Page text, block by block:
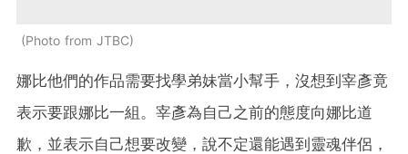
Photo from JTBC
娜比他們的作品需要找學弟妹當小幫手，沒想到宰彥竟
表示要跟娜比一組。宰彥為自己之前的態度向娜比道
歉，並表示自己想要改變，說不定還能遇到靈魂伴侶，